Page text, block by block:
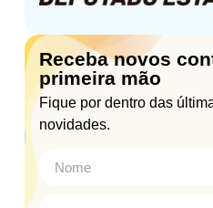
Receba novos
primeira mão
Fique por dentro das
novidades.